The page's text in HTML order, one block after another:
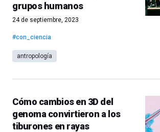
grupos humanos
24 de septiembre, 2023
#con_ciencia
antropología
Cómo cambios en 3D del
genoma convirtieron a los
tiburones en rayas